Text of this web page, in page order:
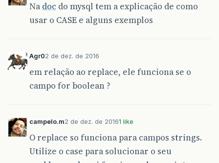
Na doc do mysql tem a explicação de como
usar o CASE e alguns exemplos
Agr02 de dez. de 2016
em relação ao replace, ele funciona se o
campo for boolean ?
campelo.m2 de dez. de 20161 like
O replace so funciona para campos strings.
Utilize o case para solucionar o seu